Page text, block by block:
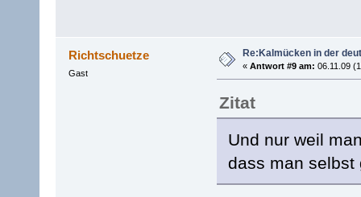
Richtschuetze
Gast
Re:Kalmücken in der
« Antwort #9 am: 06.11.09
Zitat
Und nur weil
dass man selbst